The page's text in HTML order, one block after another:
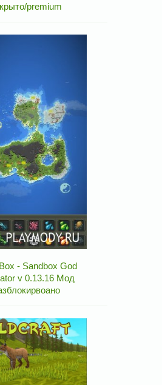
premium
- Sandbox God
v 0.13.16 Мод